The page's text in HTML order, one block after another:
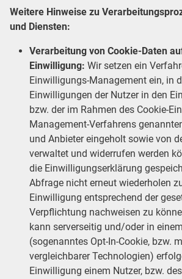
Weitere Hinweise zu
und Diensten:
Verarbeitung von Cookie-Daten
Einwilligung: Wir setzen ein
Einwilligungs-Management ein, in
Einwilligungen der Nutzer in den
bzw. der im Rahmen des Cookie-
Management-Verfahrens
und Anbieter eingeholt sowie von
verwaltet und widerrufen werden
die Einwilligungserklärung
Abfrage nicht erneut wiederholen
Einwilligung entsprechend der
Verpflichtung nachweisen zu
kann serverseitig und/oder in
(sogenanntes Opt-In-Cookie, bzw.
vergleichbarer Technologien)
Einwilligung einem Nutzer, bzw.